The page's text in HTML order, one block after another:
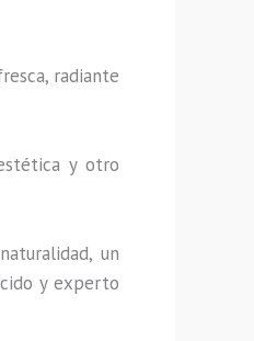
radiante
y otro
un
y experto